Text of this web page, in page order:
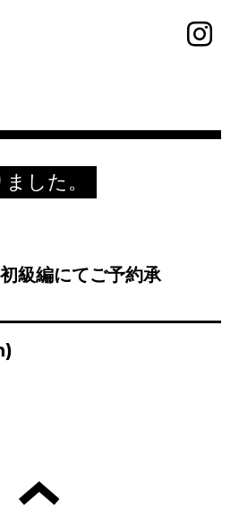
した。
級編にてご予約承